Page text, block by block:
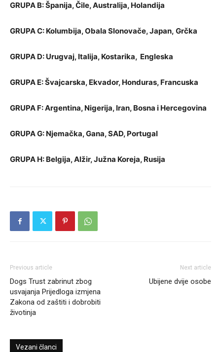
GRUPA B: Španija, Čile, Australija, Holandija
GRUPAC: Kolumbija, Obala Slonovače, Japan, Grčka
GRUPA D: Urugvaj, Italija, Kostarika, Engleska
GRUPA E: Švajcarska, Ekvador, Honduras, Francuska
GRUPA F: Argentina, Nigerija, Iran, Bosna i Hercegovina
GRUPAG: Njemačka, Gana, SAD, Portugal
GRUPA H: Belgija, Alžir, Južna Koreja, Rusija
Previous article
Dogs Trust zabrinut zbog
usvajanja Prijedloga izmjena
Zakona od zaštiti i dobrobiti
životinja
Next article
Ubijene dvije osobe
Vezani članci